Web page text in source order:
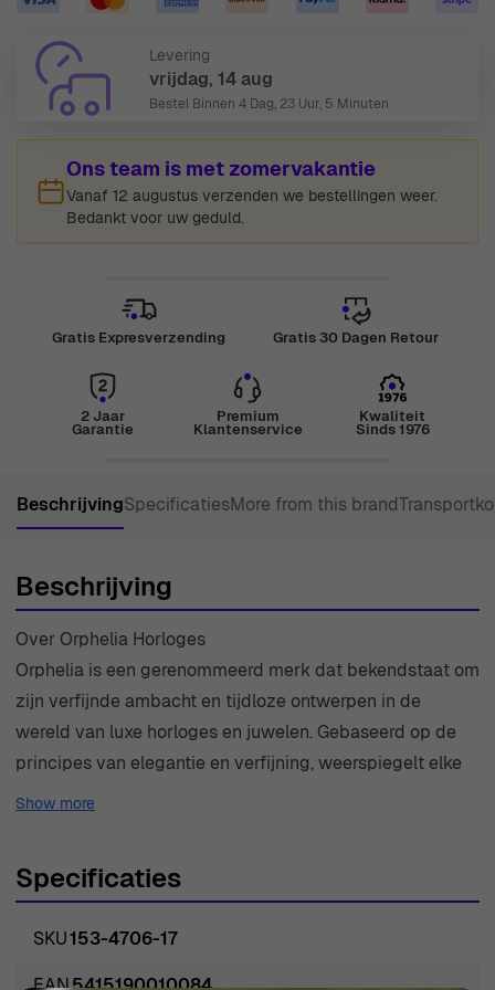
Levering
vrijdag, 14 aug
Bestel Binnen 4 Dag, 23 Uur, 5 Minuten
Ons team is met zomervakantie
Vanaf 12 augustus verzenden we bestellingen weer.
Bedankt voor uw geduld.
Gratis Expresverzending Gratis 30 Dagen Retour
2 Jaar
Garantie
Premium
Klantenservice
Kwaliteit
Sinds 1976
BeschrijvingSpecificatiesMore from this brand
Beschrijving
Over Orphelia Horloges
Orphelia is een gerenommeerd merk dat bekendstaat om
zijn verfijnde ambacht en tijdloze ontwerpen in de
wereld van luxe horloges en juwelen. Gebaseerd op de
principes van elegantie en verfijning, weerspiegelt elke
creatie een perfecte mix van traditie en moderniteit. Met
waardoor elk stuk voldoet aan de hoogste normen. Hun
het fijne horlogemaking waarderen, en belichamen zowel
stijl als functie. Het merk staat bekend om het gebruik
Show more
Specificaties
SKU153-4706-17
EAN5415190010084